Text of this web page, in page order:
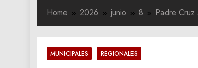
Home 2026 junio 8 Padre
MUNICIPALES REGIONALES